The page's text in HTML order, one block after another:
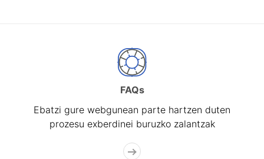
FAQs
Ebatzi gure webgunean parte hartzen duten
prozesu exberdinei buruzko zalantzak